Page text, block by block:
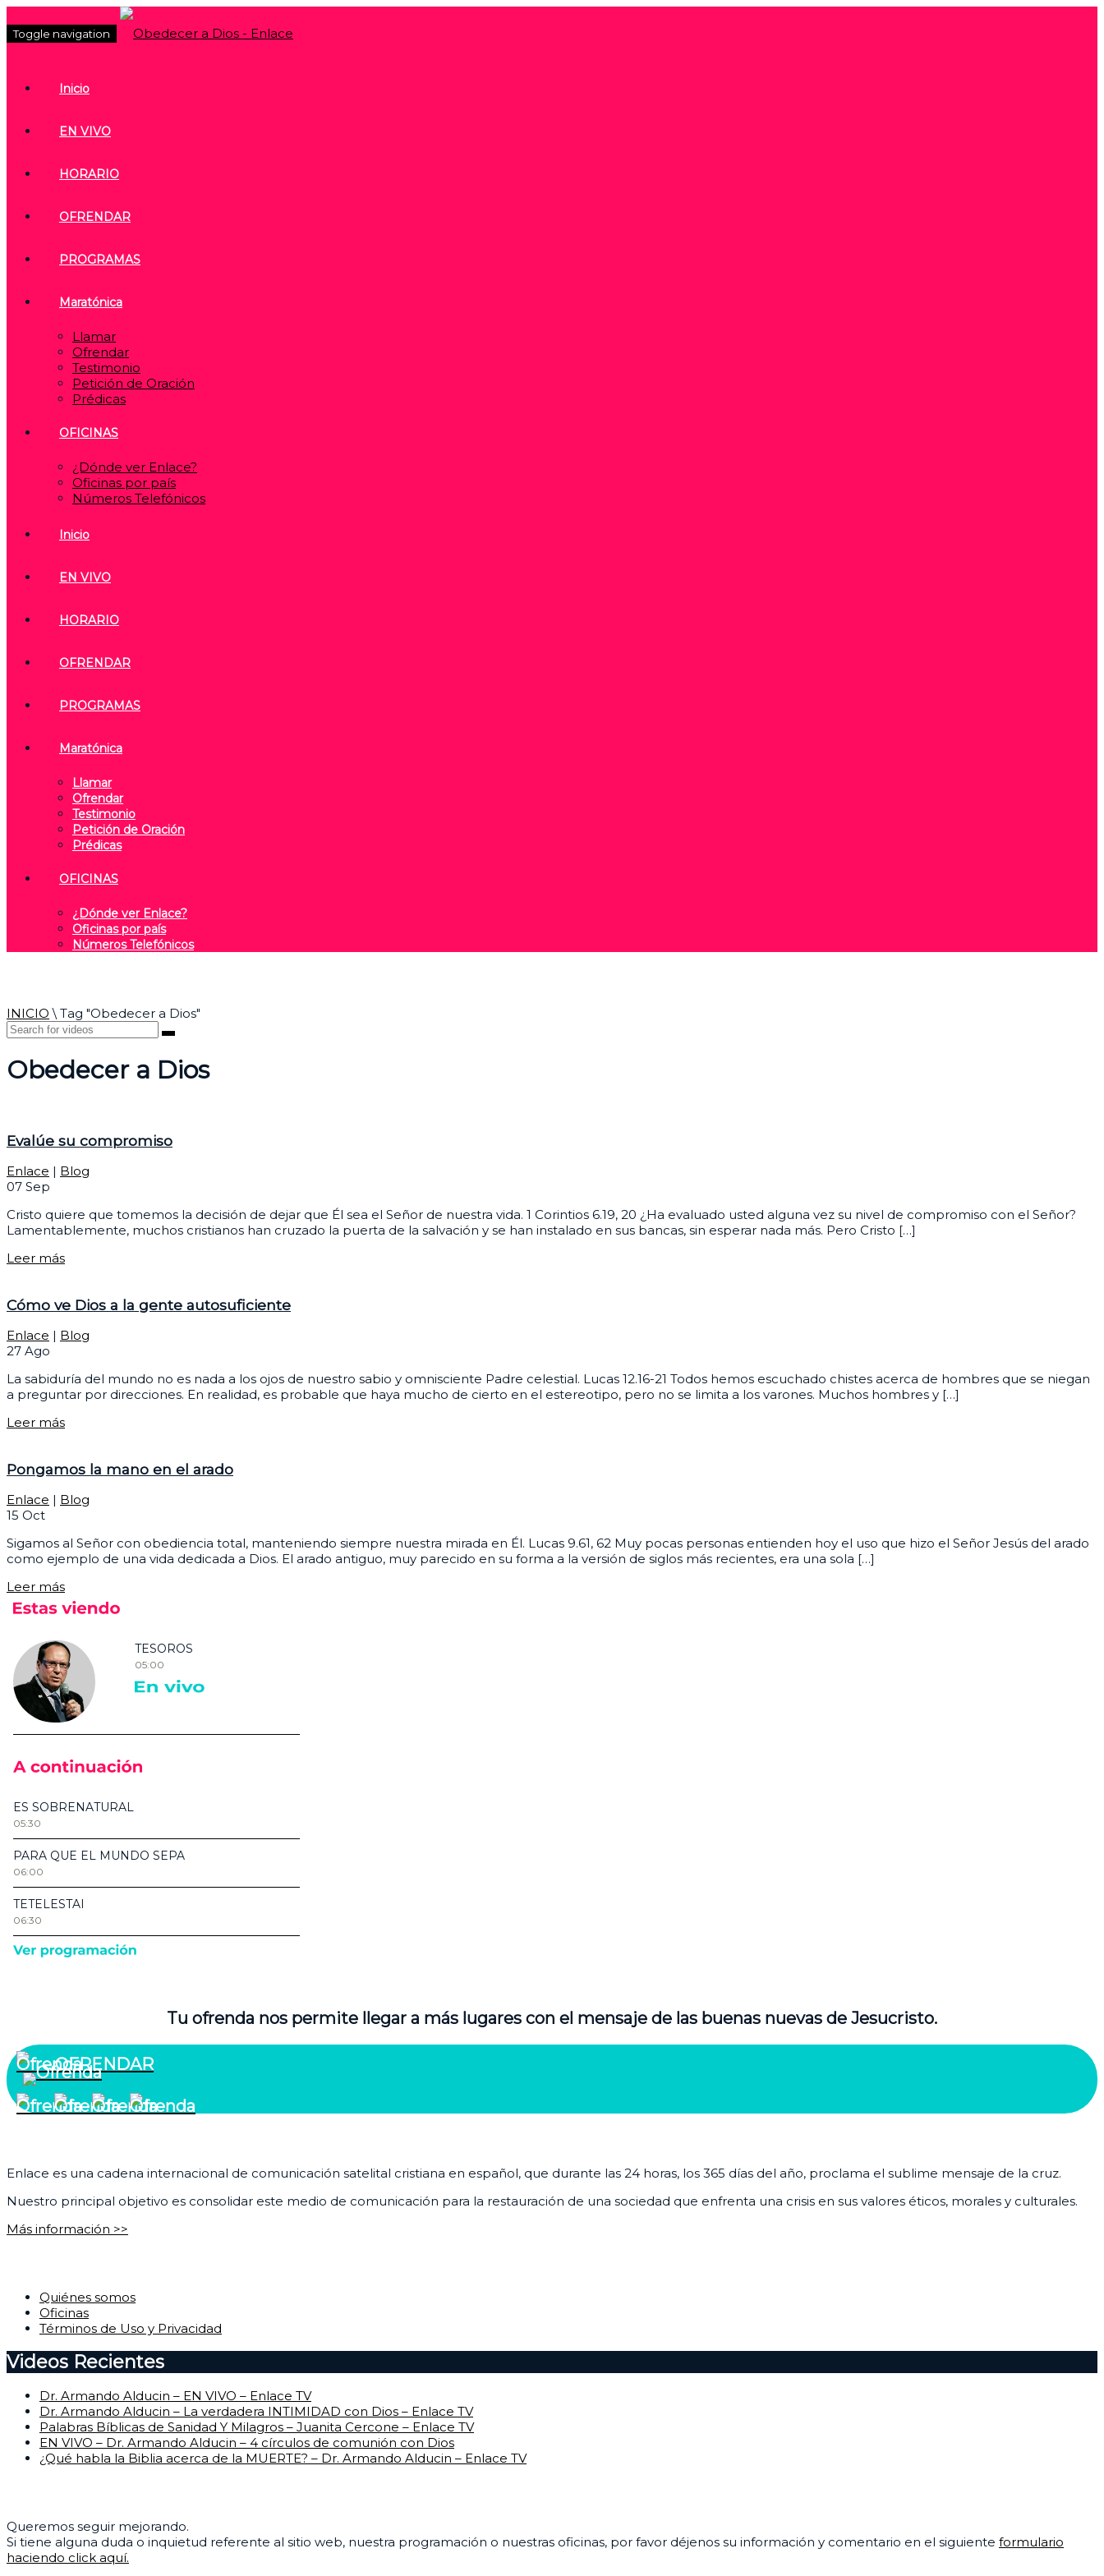
Toggle navigation
Inicio
EN VIVO
HORARIO
OFRENDAR
PROGRAMAS
Maratónica
Llamar
Ofrendar
Testimonio
Petición de Oración
Prédicas
OFICINAS
¿Dónde ver Enlace?
Oficinas por país
Números Telefónicos
Inicio
EN VIVO
HORARIO
OFRENDAR
PROGRAMAS
Maratónica
Llamar
Ofrendar
Testimonio
Petición de Oración
Prédicas
OFICINAS
¿Dónde ver Enlace?
Oficinas por país
Números Telefónicos
INICIO \ Tag "Obedecer a Dios"
Obedecer a Dios
Evalúe su compromiso
Enlace | Blog
07 Sep
Cristo quiere que tomemos la decisión de dejar que Él sea el Señor de nuestra vida. 1 Corintios 6.19, 20 ¿Ha evaluado usted alguna vez su nivel de compromiso con el Señor?
Lamentablemente, muchos cristianos han cruzado la puerta de la salvación y se han instalado en sus bancas, sin esperar nada más. Pero Cristo […]
Leer más
Cómo ve Dios a la gente autosuficiente
Enlace | Blog
27 Ago
La sabiduría del mundo no es nada a los ojos de nuestro sabio y omnisciente Padre celestial. Lucas 12.16-21 Todos hemos escuchado chistes acerca de hombres que se niegan
a preguntar por direcciones. En realidad, es probable que haya mucho de cierto en el estereotipo, pero no se limita a los varones. Muchos hombres y […]
Leer más
Pongamos la mano en el arado
Enlace | Blog
15 Oct
Sigamos al Señor con obediencia total, manteniendo siempre nuestra mirada en Él. Lucas 9.61, 62 Muy pocas personas entienden hoy el uso que hizo el Señor Jesús del arado
como ejemplo de una vida dedicada a Dios. El arado antiguo, muy parecido en su forma a la versión de siglos más recientes, era una sola […]
Leer más
Tu ofrenda nos permite llegar a más lugares con el mensaje de las buenas nuevas de Jesucristo.
OFRENDAR
Enlace es una cadena internacional de comunicación satelital cristiana en español, que durante las 24 horas, los 365 días del año, proclama el sublime mensaje de la cruz.
Nuestro principal objetivo es consolidar este medio de comunicación para la restauración de una sociedad que enfrenta una crisis en sus valores éticos, morales y culturales.
Más información >>
Quiénes somos
Oficinas
Términos de Uso y Privacidad
Videos Recientes
Dr. Armando Alducin – EN VIVO – Enlace TV
Dr. Armando Alducin – La verdadera INTIMIDAD con Dios – Enlace TV
Palabras Bíblicas de Sanidad Y Milagros – Juanita Cercone – Enlace TV
EN VIVO – Dr. Armando Alducin – 4 círculos de comunión con Dios
¿Qué habla la Biblia acerca de la MUERTE? – Dr. Armando Alducin – Enlace TV
Queremos seguir mejorando.
Si tiene alguna duda o inquietud referente al sitio web, nuestra programación o nuestras oficinas, por favor déjenos su información y comentario en el siguiente formulario
haciendo click aquí.